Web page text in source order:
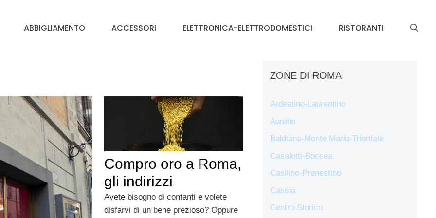
ABBIGLIAMENTO ACCESSORI ELETTRONICA-ELETTRODOMESTICI RISTORANTI
Compro oro a Roma,
gli indirizzi
Avete bisogno di contanti e volete
disfarvi di un bene prezioso? Oppure
ZONE DI ROMA
Ardeatino-Laurentino
Aurelio
Balduina-Monte Mario-Trionfale
Casalotti-Boccea
Casilino-Prenestino
Cassia
Centro Storico